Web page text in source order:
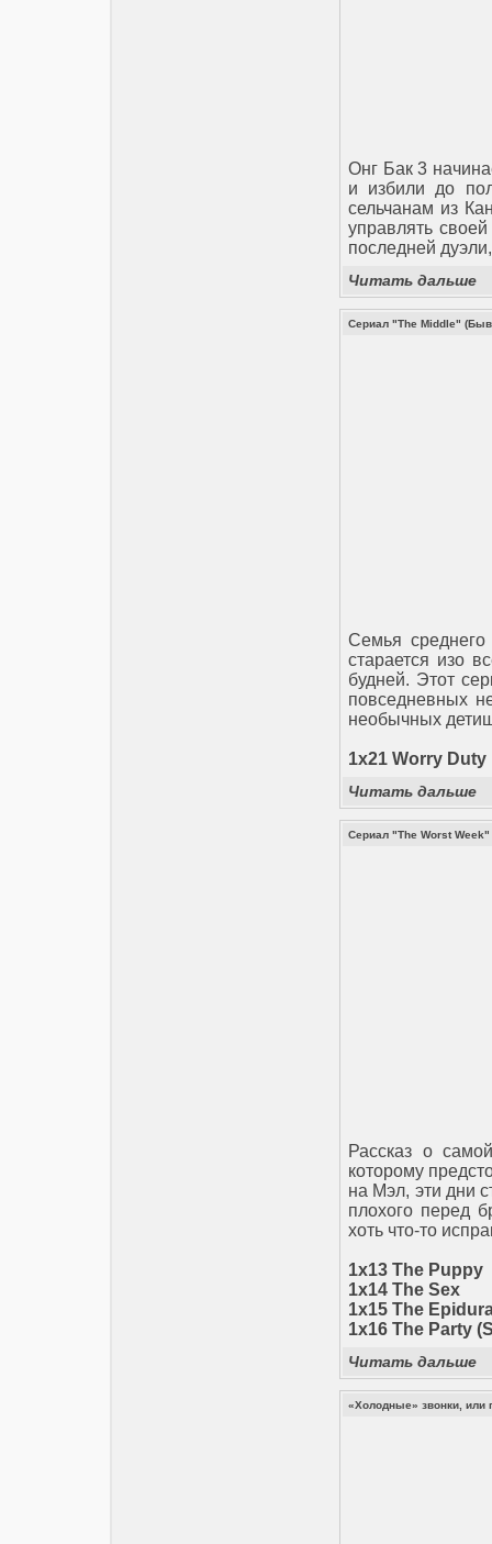
Онг Бак 3
и избили до
сельчанам из
управлять
последней
Читать дальше
Сериал "The Middle"
Семья
старается изо
будней. Этот
повседневных
необычных
1х21 Worry Duty
Читать дальше
Сериал "The Worst
Рассказ о
которому
на Мэл, эти дни
плохого перед
хоть что-то
1x13 The Puppy
1x14 The Sex
1x15 The
1х16 The Party
Читать дальше
«Холодные» звонки, или